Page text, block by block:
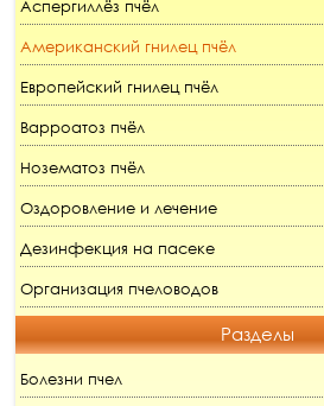
Аспергиллёз пчёл
Американский гнилец пчёл
Европейский гнилец пчёл
Варроатоз пчёл
Нозематоз пчёл
Оздоровление и лечение
Дезинфекция на пасеке
Организация пчеловодов
Разделы
Болезни пчел